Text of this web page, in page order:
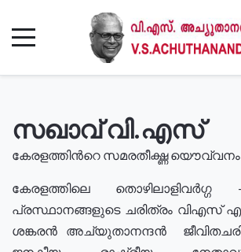
സഖാവ് വി.എസ്
കേരളത്തിൻറെ സമരതീക്ഷ്ണ യൌവ്വനം
കേരളത്തിലെ
പ്രസ്ഥാനങ്ങളുടെ ചരിത്രം വിഎസ്
ശങ്കരൻ അച്യുതാനന്ദൻ